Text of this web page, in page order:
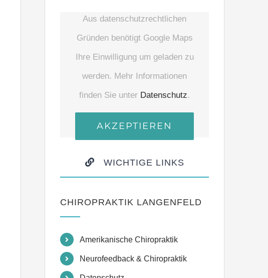
Aus datenschutzrechtlichen
Gründen benötigt Google Maps
Ihre Einwilligung um geladen zu
werden. Mehr Informationen
finden Sie unter Datenschutz.
AKZEPTIEREN
WICHTIGE LINKS
CHIROPRAKTIK LANGENFELD
Amerikanische Chiropraktik
Neurofeedback & Chiropraktik